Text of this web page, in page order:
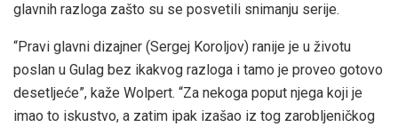
glavnih razloga zašto su se posvetili snimanju serije.
“Pravi glavni dizajner (Sergej Koroljov) ranije je u životu
poslan u Gulag bez ikakvog razloga i tamo je proveo gotovo
desetljeće”, kaže Wolpert. “Za nekoga poput njega koji je
imao to iskustvo, a zatim ipak izašao iz tog zarobljeničkog